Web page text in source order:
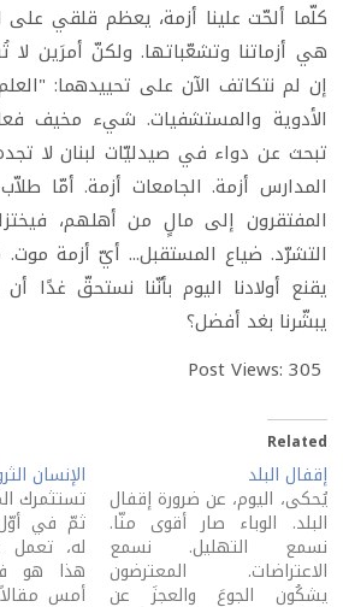
كلّما ألحّت علينا أزمة، يعظم قلقي على
هي أزماتنا وتشعّباتها. ولكنّ أمرَين لا
إن لم نتكاتف الآن على تحييدهما:
الأدوية والمستشفيات. شيء مخيف
تبحث عن دواء في صيدليّات لبنان لا
المدارس أزمة. الجامعات أزمة. أمّا
المفتقرون إلى مالٍ من أهلهم،
التشرّد. ضياع المستقبل... أيّ أزمة
يقنع أولادنا اليوم بأنّنا نستحقّ غدًا
يبشّرنا بغد أفضل؟
Post Views: 305
Related
إقفال البلد
يُحكى، اليوم، عن ضرورة إقفال
البلد. الوباء صار أقوى منّا.
نسمع التهليل. نسمع
الاعتراضات. المعترضون
يشكُون الجوعَ والعجزَ عن
الإنسان
تستثمرك
ثمّ في
له، تعمل
هذا هو
أمس